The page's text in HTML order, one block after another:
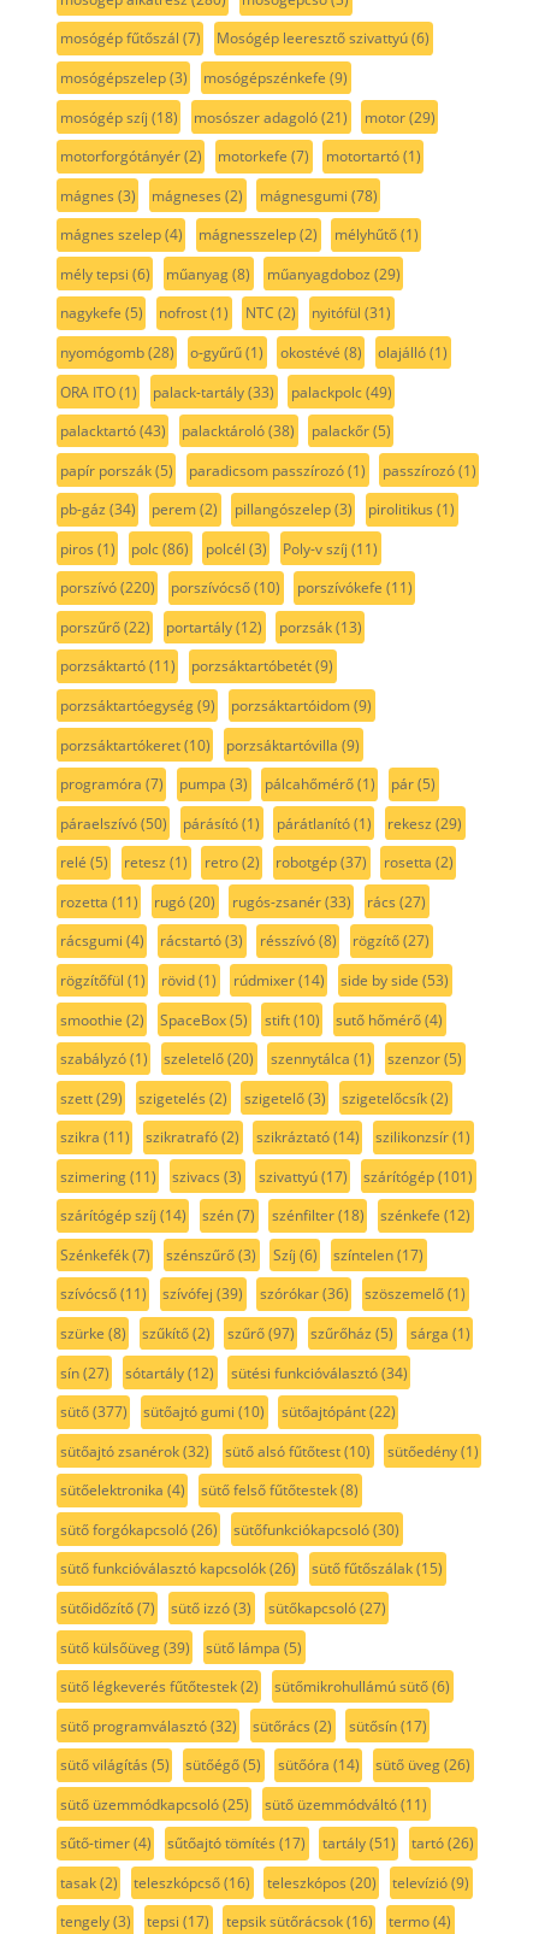
mosógép fűtőszál (7) Mosógép leeresztő szivattyú(6)
mosógépszelep(3) mosógépszénkefe (9)
mosógép szíj (18) mosószer adagoló(21) motor(29)
motorforgótányér(2) motorkefe (7) motortartó(1)
mágnes (3) mágneses (2) mágnesgumi (78)
mágnes szelep(4) mágnesszelep(2) mélyhűtő(1)
mély tepsi (6) műanyag(8) műanyagdoboz (29)
nagykefe (5) nofrost(1) NTC (2) nyitófül (31)
nyomógomb(28) o-gyűrű(1) okostévé (8) olajálló(1)
ORA ITO(1) palack-tartály(33) palackpolc(49)
palacktartó(43) palacktároló(38) palackőr(5)
papír porszák(5) paradicsom passzírozó(1) passzírozó(1)
pb-gáz (34) perem(2) pillangószelep(3) pirolitikus (1)
piros (1) polc(86) polcél (3) Poly-v szíj (11)
porszívó(220) porszívócső(10) porszívókefe (11)
porszűrő(22) portartály(12) porzsák(13)
porzsáktartó(11) porzsáktartóbetét(9)
porzsáktartóegység(9) porzsáktartóidom(9)
porzsáktartókeret(10) porzsáktartóvilla (9)
programóra (7) pumpa (3) pálcahőmérő(1) pár(5)
páraelszívó(50) párásító(1) párátlanító(1) rekesz (29)
relé (5) retesz (1) retro(2) robotgép(37) rosetta (2)
rozetta (11) rugó(20) rugós-zsanér(33) rács (27)
rácsgumi (4) rácstartó(3) résszívó(8) rögzítő(27)
rögzítőfül (1) rövid(1) rúdmixer(14) side by side (53)
smoothie (2) SpaceBox(5) stift(10) sutő hőmérő(4)
szabályzó(1) szeletelő(20) szennytálca (1) szenzor(5)
szett(29) szigetelés (2) szigetelő(3) szigetelőcsík(2)
szikra (11) szikratrafó(2) szikráztató(14) szilikonzsír(1)
szimering(11) szivacs (3) szivattyú(17) szárítógép(101)
szárítógép szíj (14) szén(7) szénfilter(18) szénkefe (12)
Szénkefék(7) szénszűrő(3) Szíj (6) színtelen(17)
szívócső(11) szívófej (39) szórókar(36) szöszemelő(1)
szürke (8) szűkítő(2) szűrő(97) szűrőház (5) sárga (1)
sín(27) sótartály(12) sütési funkcióválasztó(34)
sütő(377) sütőajtó gumi (10) sütőajtópánt(22)
sütőajtó zsanérok(32) sütő alsó fűtőtest(10) sütőedény(1)
sütőelektronika (4) sütő felső fűtőtestek(8)
sütő forgókapcsoló(26) sütőfunkciókapcsoló(30)
sütő funkcióválasztó kapcsolók(26) sütő fűtőszálak(15)
sütőidőzítő(7) sütő izzó(3) sütőkapcsoló(27)
sütő külsőüveg(39) sütő lámpa (5)
sütő légkeverés fűtőtestek(2) sütőmikrohullámú sütő(6)
sütő programválasztó(32) sütőrács (2) sütősín(17)
sütő világítás (5) sütőégő(5) sütőóra (14) sütő üveg(26)
sütő üzemmódkapcsoló(25) sütő üzemmódváltó(11)
sűtő-timer(4) sűtőajtó tömítés (17) tartály(51) tartó(26)
tasak(2) teleszkópcső(16) teleszkópos (20) televízió(9)
tengely(3) tepsi (17) tepsik sütőrácsok(16) termo(4)